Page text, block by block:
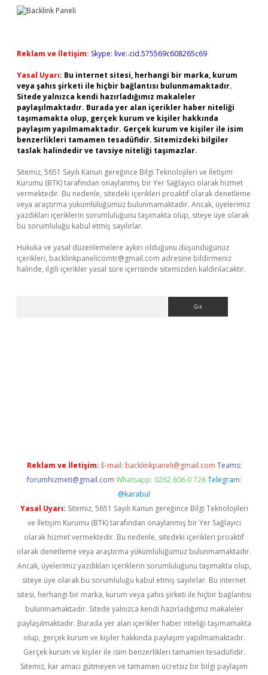
Reklam ve İletişim: Skype: live:.cid.575569c608265c69
Yasal Uyarı: Bu internet sitesi, herhangi bir marka, kurum
veya şahıs şirketi ile hiçbir bağlantısı bulunmamaktadır.
Sitede yalnızca kendi hazırladığımız makaleler
paylaşılmaktadır. Burada yer alan içerikler haber niteliği
taşımamakta olup, gerçek kurum ve kişiler hakkında
paylaşım yapılmamaktadır. Gerçek kurum ve kişiler ile isim
benzerlikleri tamamen tesadüfidir. Sitemizdeki bilgiler
taslak halindedir ve tavsiye niteliği taşımazlar.
Sitemiz, 5651 Sayılı Kanun gereğince Bilgi Teknolojileri ve İletişim
Kurumu (BTK) tarafından onaylanmış bir Yer Sağlayıcı olarak hizmet
vermektedir. Bu nedenle, sitedeki içerikleri proaktif olarak denetleme
veya araştırma yükümlülüğümüz bulunmamaktadır. Ancak, üyelerimiz
yazdıkları içeriklerin sorumluluğunu taşımakta olup, siteye üye olarak
bu sorumluluğu kabul etmiş sayılırlar.
Hukuka ve yasal düzenlemelere aykırı olduğunu düşündüğünüz
içerikleri, backlinkpanelicomtr@gmail.com adresine bildirmeniz
halinde, ilgili içerikler yasal süre içerisinde sitemizden kaldırılacaktır.
Reklam ve İletişim: E-mail: backlinkpaneli@gmail.com Teams:
forumhizmeti@gmail.com Whatsapp: 0262 606 0 726 Telegram:
@karabul
Yasal Uyarı: Sitemiz, 5651 Sayılı Kanun gereğince Bilgi Teknolojileri
ve İletişim Kurumu (BTK) tarafından onaylanmış bir Yer Sağlayıcı
olarak hizmet vermektedir. Bu nedenle, sitedeki içerikleri proaktif
olarak denetleme veya araştırma yükümlülüğümüz bulunmamaktadır.
Ancak, üyelerimiz yazdıkları içeriklerin sorumluluğunu taşımakta olup,
siteye üye olarak bu sorumluluğu kabul etmiş sayılırlar. Bu internet
sitesi, herhangi bir marka, kurum veya şahıs şirketi ile hiçbir bağlantısı
bulunmamaktadır. Sitede yalnızca kendi hazırladığımız makaleler
paylaşılmaktadır. Burada yer alan içerikler haber niteliği taşımamakta
olup, gerçek kurum ve kişiler hakkında paylaşım yapılmamaktadır.
Gerçek kurum ve kişiler ile isim benzerlikleri tamamen tesadüfidir.
Sitemiz, kar amacı gütmeyen ve tamamen ücretsiz bir bilgi paylaşım